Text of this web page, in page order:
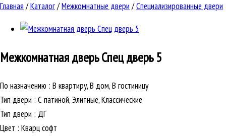
Главная /Каталог/Межкомнатные двери /Специализированные двери
Межкомнатная дверьСпец дверь 5
По назначению : В квартиру, В дом, В гостиницу
Тип двери : С патиной, Элитные, Классические
Тип двери : ДГ
Цвет : Кварц софт